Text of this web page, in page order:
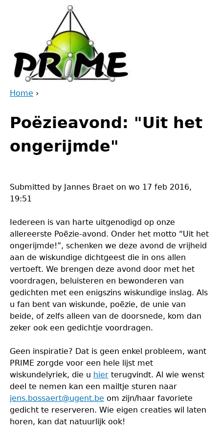
are
here
Home ›
to
top
Poëzieavond: "Uit het
ongerijmde"
Submitted by Jannes Braet on wo 17 feb 2016,
19:51
Iedereen is van harte uitgenodigd op onze
allereerste Poëzie-avond. Onder het motto “Uit het
ongerijmde!”, schenken we deze avond de vrijheid
aan de wiskundige dichtgeest die in ons allen
vertoeft. We brengen deze avond door met het
voordragen, beluisteren en bewonderen van
gedichten met een enigszins wiskundige inslag. Als
u fan bent van wiskunde, poëzie, de unie van
beide, of zelfs alleen van de doorsnede, kom dan
zeker ook een gedichtje voordragen.
Geen inspiratie? Dat is geen enkel probleem, want
PRIME zorgde voor een hele lijst met
wiskundelyriek, die u hier terugvindt. Al wie wenst
deel te nemen kan een mailtje sturen naar
jens.bossaert@ugent.be om zijn/haar favoriete
gedicht te reserveren. Wie eigen creaties wil laten
horen, kan dat natuurlijk ook!